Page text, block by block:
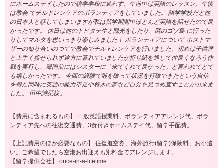
にホームステイしたので語学学校に通わず、午前中は英語のレッスン、午後
は教会 でチルドレンケアのボランティアをしていました。 語学学校だと他
の日本人と話してしまいますが私は留学期間中ほとんど英語を話せたので良
かったです。 休日は他のトビタテ生と観光をしたり、隣のゴゾ島 に行った
りしてマルタを思いっきり楽しみました！ ボランティアについて ホストマ
ザーの知り合いのつてで教会でチルドレンケアを行いました。初めは子供達
と上手く接せられず途方に暮れていましたが折り紙を通して仲良くなろう作
戦を実行し、帰国前にはシスターに「来てくれて良かった」と言われてとて
も嬉しかったです。 今回の経験で殻を破って状況を打破できたという自信
を得た同時に英語の能力不足や将来の夢など自分を見つめ直すことが出来ま
した。 田中詩栞様」
【費用に含まれるもの】 一般英語授業料、ボランティアアレンジ代、ボラ
ンティア先への往復交通費、3食付きホームステイ代、留学手配費。
【上記費用のほか必要なもの】 往復航空券、海外旅行(留学)保険料、お小遣
い。ご希望でしたら空港お出迎えも別料金でアレンジします。
【留学提供会社】 once-in-a-lifetime